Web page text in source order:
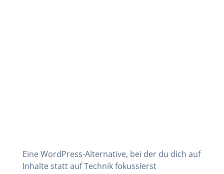
Eine WordPress-Alternative, bei der du dich auf
Inhalte statt auf Technik fokussierst